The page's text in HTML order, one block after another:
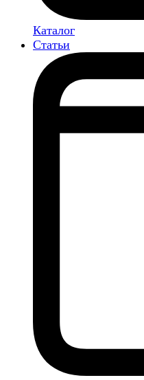
Каталог
Статьи